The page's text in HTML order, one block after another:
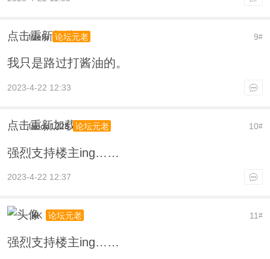
点击重新加载 9#
lizefu 论坛元老
我只是路过打酱油的。
2023-4-22 12:33
点击重新加载 10#
laoda1228 论坛元老
强烈支持楼主ing……
2023-4-22 12:37
11#
.KK 论坛元老
强烈支持楼主ing……